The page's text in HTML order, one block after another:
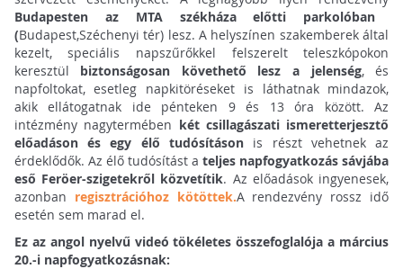
Budapesten az MTA székháza előtti parkolóban
(Budapest,Széchenyi tér) lesz. A helyszínen szakemberek által
kezelt, speciális napszűrőkkel felszerelt teleszkópokon
keresztül biztonságosan követhető lesz a jelenség, és
napfoltokat, esetleg napkitöréseket is láthatnak mindazok,
akik ellátogatnak ide pénteken 9 és 13 óra között. Az
intézmény nagytermében két csillagászati ismeretterjesztő
előadáson és egy élő tudósításon is részt vehetnek az
érdeklődők. Az élő tudósítást a teljes napfogyatkozás sávjába
eső Feröer-szigetekről közvetítik. Az előadások ingyenesek,
azonban regisztrációhoz kötöttek.A rendezvény rossz idő
esetén sem marad el.
Ez az angol nyelvű videó tökéletes összefoglalója a március
20.-i napfogyatkozásnak: